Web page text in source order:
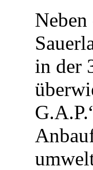
in der